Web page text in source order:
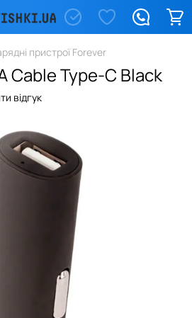
пристрої Forever
Cable Type-C Black
відгук